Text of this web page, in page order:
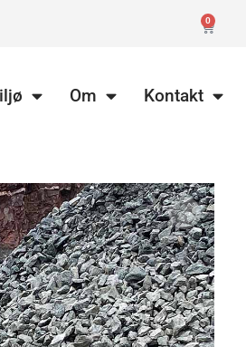
0
Om Kontakt